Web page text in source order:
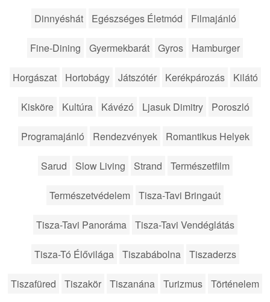
Dinnyéshát Egészséges Életmód Filmajánló
Fine-Dining Gyermekbarát Gyros Hamburger
Horgászat Hortobágy Játszótér Kerékpározás Kilátó
Kisköre Kultúra Kávézó Ljasuk Dimitry Poroszló
Programajánló Rendezvények Romantikus Helyek
Sarud Slow Living Strand Természetfilm
Természetvédelem Tisza-Tavi Bringaút
Tisza-Tavi Panoráma Tisza-Tavi Vendéglátás
Tisza-Tó Élővilága Tiszabábolna Tiszaderzs
Tiszafüred Tiszakör Tiszanána Turizmus Történelem